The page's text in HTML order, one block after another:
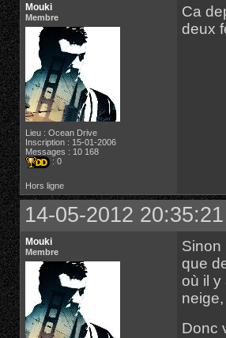
Mouki
Membre
Lieu : Ocean Drive
Inscription : 15-01-2006
Messages : 10 168
: 0
Ca
deux
Hors ligne
14-05-2012 20:35:21
Mouki
Membre
Sinon
que
où il y
Donc